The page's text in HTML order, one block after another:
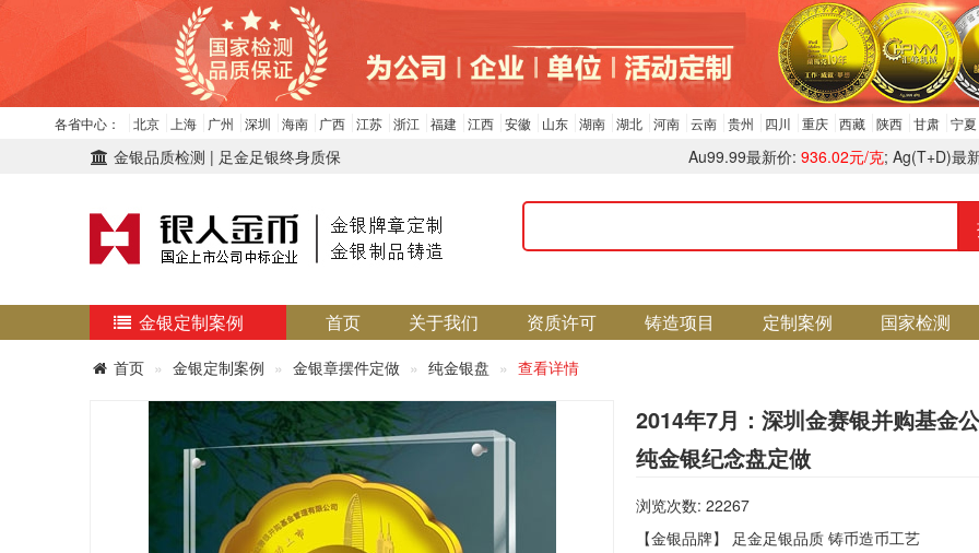
各省中心： 北京 上海 广州 深圳 海南 广西 江苏 浙江 福建 江西 安徽 山东 湖南 湖北 河南 云南 贵州 四川 重庆 西藏 陕西 甘肃 宁夏
金银品质检测 | 足金足银终身质保 Au99.99最新价: 936.02元/克; Ag(T+D)最
金银定制案例 首页 关于我们 资质许可 铸造项目 定制案例 国家检测
首页 金银定制案例 金银章摆件定做 纯金银盘 查看详情
2014年7月：深圳金赛银并购基金
纯金银纪念盘定做
浏览次数: 22267
【金银品牌】 足金足银品质 铸币造币工艺